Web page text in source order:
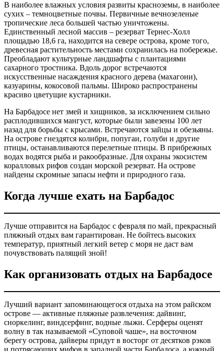
В наиболее влажных условия развиты красноземы, в наиболее
сухих – темноцветные почвы. Первичные вечнозеленые
тропические леса большей частью уничтожены.
Единственный лесной массив – резерват Тернес-Холл
площадью 18,6 га, находится на севере острова, кроме того,
древесная растительность местами сохранилась на побережье.
Преобладают культурные ландшафты с плантациями
сахарного тростника. Вдоль дорог встречаются
искусственные насаждения красного дерева (махагони),
казуарины, кокосовой пальмы. Широко распространены
красиво цветущие кустарники.
На Барбадосе нет змей и хищников, за исключением сильно
расплодившихся мангуст, которые были завезены 100 лет
назад для борьбы с крысами. Встречаются зайцы и обезьяны.
На острове гнездятся колибри, попугаи, голуби и другие
птицы, останавливаются перелетные птицы. В прибрежных
водах водятся рыба и ракообразные. Для охраны экосистем
коралловых рифов создан морской резерват. На острове
найдены скромные запасы нефти и природного газа.
Когда лучше ехать на Барбадос
Лучше отправится на Барбадос с февраля по май, прекрасный
пляжный отдых вам гарантирован. Не бойтесь высоких
температур, приятный легкий ветер с моря не даст вам
почувствовать палящий зной!
Как организовать отдых на Барбадосе
Лучший вариант запоминающегося отдыха на этом райском
острове — активные пляжные развлечения: дайвинг,
сноркелинг, виндсерфинг, водные лыжи. Серферы оценят
волну в так называемой «Суповой чаше», на восточном
берегу острова, дайверы придут в восторг от десятков рэков
и потрясающих мифов в западной части Барбадоса, а южный